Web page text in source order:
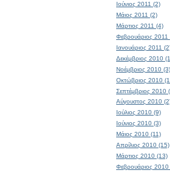
Ιούνιος 2011 (2)
Μάιος 2011 (2)
Μάρτιος 2011 (4)
Φεβρουάριος 2011
Ιανουάριος 2011
Δεκέμβριος 2010
Νοέμβριος 2010 (3)
Οκτώβριος 2010
Σεπτέμβριος 2010
Αύγουστος 2010
Ιούλιος 2010 (9)
Ιούνιος 2010 (3)
Μάιος 2010 (11)
Απρίλιος 2010 (15)
Μάρτιος 2010 (13)
Φεβρουάριος 2010